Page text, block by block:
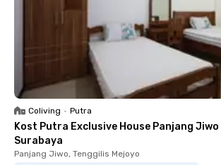
Coliving • Putra
Kost Putra Exclusive House Panjang Jiwo
Surabaya
Panjang Jiwo, Tenggilis Mejoyo